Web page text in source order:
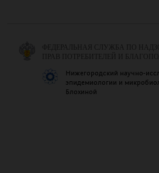
ФЕДЕРАЛЬНАЯ СЛУЖБА ПО
ПРАВ ПОТРЕБИТЕЛЕЙ И
Нижегородский научно-
эпидемиологии и
Блохиной